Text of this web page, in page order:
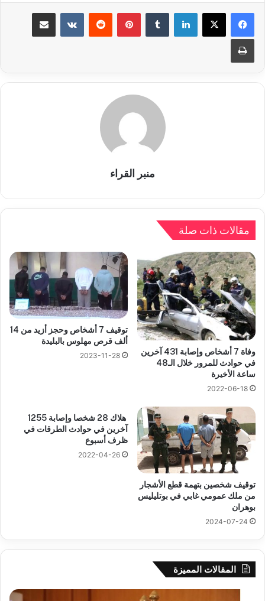
لينكدإن بينتيريست
طباعة
منبر القراء
مقالات ذات صلة
وفاة 7 أشخاص وإصابة 431 آخرين
في حوادث للمرور خلال الـ48
ساعة الأخيرة
2022-06-18
توقيف 7 أشخاص وحجز أزيد من 14
ألف قرص مهلوس بالبليدة
2023-11-28
توقيف شخصين بتهمة قطع الأشجار
من ملك عمومي غابي في بوتليليس
بوهران
2024-07-24
هلاك 28 شخصا وإصابة 1255
آخرين في حوادث الطرقات في
ظرف أسبوع
2022-04-26
المقالات المميزة